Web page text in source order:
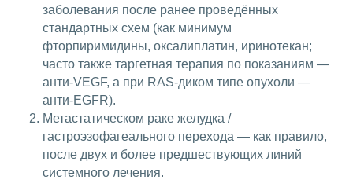
заболевания после ранее проведённых
стандартных схем (как минимум
фторпиримидины, оксалиплатин, иринотекан;
часто также таргетная терапия по показаниям —
анти-VEGF, а при RAS-диком типе опухоли —
анти-EGFR).
Метастатическом раке желудка /
гастроэзофагеального перехода — как правило,
после двух и более предшествующих линий
системного лечения.